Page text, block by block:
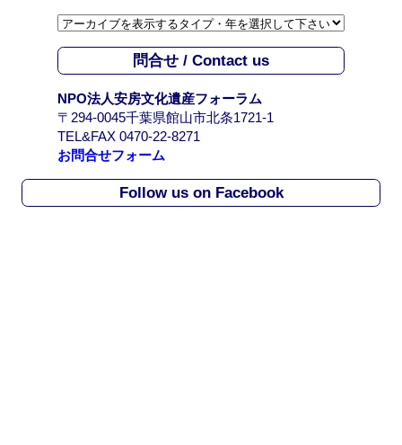
カ
イ
ブ
A
r
c
h
i
問合せ / Contact us
NPO法人安房文化遺産フォーラム
〒294-0045千葉県館山市北条1721-1
TEL&FAX 0470-22-8271
お問合せフォーム
Follow us on Facebook